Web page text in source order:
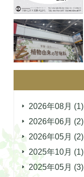
2026年08月 (1)
2026年06月 (2)
2026年05月 (2)
2025年10月 (1)
2025年05月 (3)